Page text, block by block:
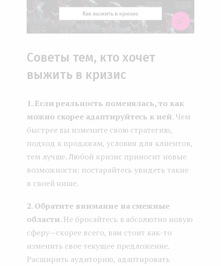
Советы тем, кто хочет
выжить в кризис
1. Если реальность поменялась, то как
можно скорее адаптируйтесь к ней. Чем
быстрее вы измените свою стратегию,
подход к продажам, условия для клиентов,
тем лучше. Любой кризис приносит новые
возможности: постарайтесь увидеть такие
в своей нише.
2. Обратите внимание на смежные
области. Не бросайтесь в абсолютно новую
сферу — скорее всего, вам стоит как-то
изменить свое текущее предложение.
Расширить аудиторию, адаптировать